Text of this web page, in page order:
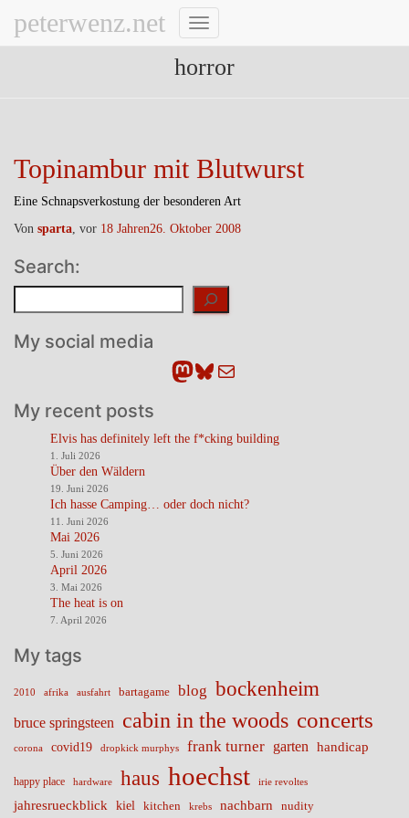
peterwenz.net
Navigation
horror
Topinambur mit Blutwurst
Eine Schnapsverkostung der besonderen Art
Von sparta, vor 18 Jahren26. Oktober 2008
Search:
My social media
Mastodon
Bluesky
E-Mail
My recent posts
Elvis has definitely left the f*cking building
1. Juli 2026
Über den Wäldern
19. Juni 2026
Ich hasse Camping… oder doch nicht?
11. Juni 2026
Mai 2026
5. Juni 2026
April 2026
3. Mai 2026
The heat is on
7. April 2026
My tags
2010 afrika ausfahrt bartagame blog bockenheim
bruce springsteen cabin in the woods concerts
corona covid19 dropkick murphys frank turner garten handicap
happy place hardware haus hoechst irie revoltes
jahresrueckblick kiel kitchen krebs nachbarn nudity